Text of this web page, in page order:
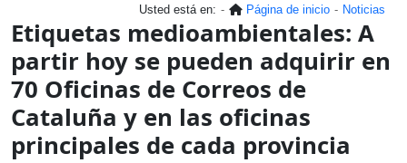
Usted está en: Página de inicio Noticias
Etiquetas medioambientales: A
partir hoy se pueden adquirir en
70 Oficinas de Correos de
Cataluña y en las oficinas
principales de cada provincia